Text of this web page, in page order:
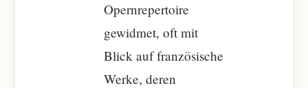
Opernrepertoire
gewidmet, oft mit
Blick auf französische
Werke, deren